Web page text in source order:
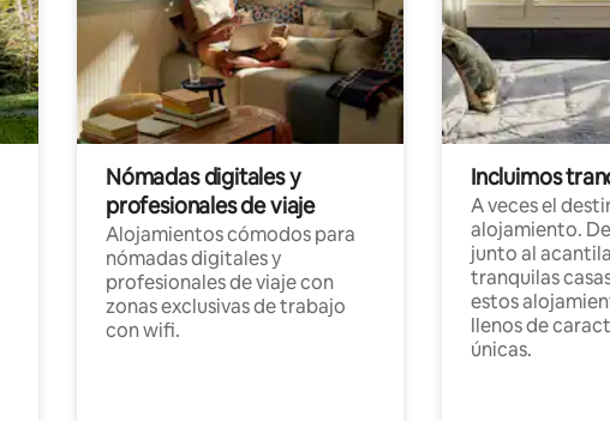
Nómadas digitales y
profesionales de viaje
Alojamientos cómodos para
nómadas digitales y
profesionales de viaje con
zonas exclusivas de trabajo
con wifi.
Incluimos
A veces el
alojamiento.
junto al
tranquilas
estos
llenos de
únicas.